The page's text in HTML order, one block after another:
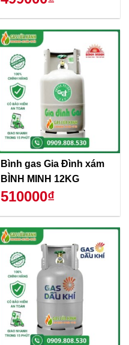
Bình gas Gia Đình xám
BÌNH MINH 12KG
510000₫